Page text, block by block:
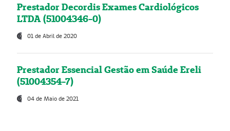
Prestador Decordis Exames Cardiológicos
LTDA (51004346-0)
01 de Abril de 2020
Prestador Essencial Gestão em Saúde Ereli
(51004354-7)
04 de Maio de 2021